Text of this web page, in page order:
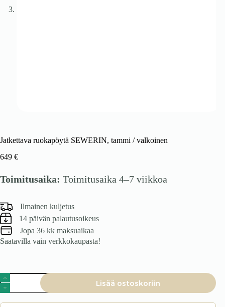
Jatkettava ruokapöytä SEWERIN, tammi / valkoinen
649 €
Toimitusaika: Toimitusaika 4–7 viikkoa
Ilmainen kuljetus
14 päivän palautusoikeus
Jopa 36 kk maksuaikaa
Saatavilla vain verkkokaupasta!
Jatkettava
ruokapöytä
SEWERIN,
tammi
Lisää ostoskoriin